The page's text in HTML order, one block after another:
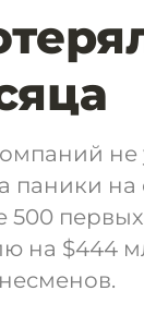
не
паники
500
на $444